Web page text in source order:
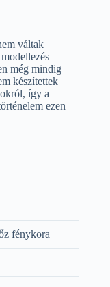
váltak
még mindig
készítettek
így a
ezen
fénykora